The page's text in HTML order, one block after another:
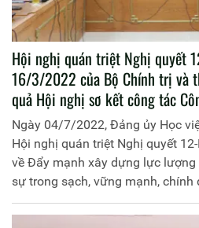
Hội nghị quán triệt Nghị quyết
16/3/2022 của Bộ Chính trị và
quả Hội nghị sơ kết công tác
2022.
Ngày 04/7/2022, Đảng ủy Học
Hội nghị quán triệt Nghị quyết
về Đẩy mạnh xây dựng lực
sự trong sạch, vững mạnh, chính
đáp ứng yêu cầu, nhiệm vụ
báo nhanh nội dung, kết quả Hội